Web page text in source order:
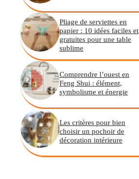
Pliage de serviettes en
papier : 10 idées faciles et
gratuites pour une table
sublime
Comprendre l’ouest en
Feng Shui : élément,
symbolisme et énergie
Les critères pour bien
choisir un pochoir de
décoration intérieure